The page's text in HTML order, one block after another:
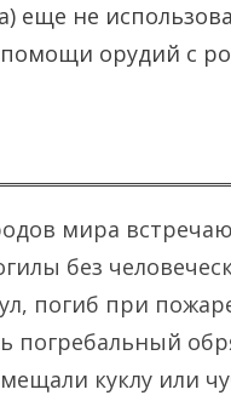
не
помощи орудий с
мира
без
погиб при
погребальный
куклу или